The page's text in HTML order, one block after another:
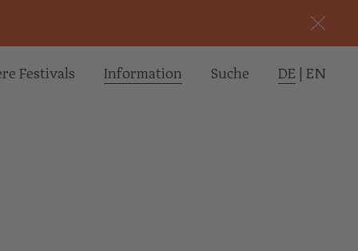
Festivals Informa­tion Suche DE EN